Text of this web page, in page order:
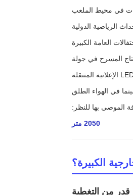
في محيط الملعب
الرياضية الدولية
العامة الكبيرة
المسرح في جولة
في الهواء الطلق
الموصى بها للنظر:
2050 متر
قدر من التغطية